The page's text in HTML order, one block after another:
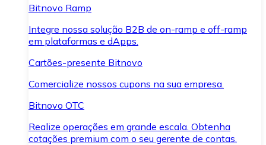
Bitnovo Ramp
Integre nossa solução B2B de on-ramp e off-ramp
em plataformas e dApps.
Cartões-presente Bitnovo
Comercialize nossos cupons na sua empresa.
Bitnovo OTC
Realize operações em grande escala. Obtenha
cotações premium com o seu gerente de contas.